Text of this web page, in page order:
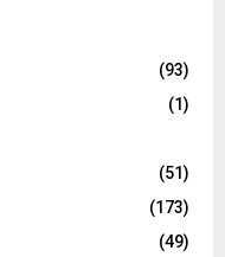
(93)
(1)
(51)
(173)
(49)